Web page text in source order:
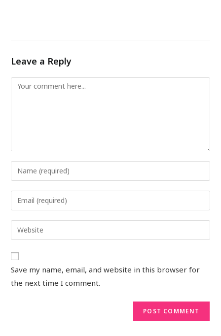
Leave a Reply
Save my name, email, and website in this browser for
the next time I comment.